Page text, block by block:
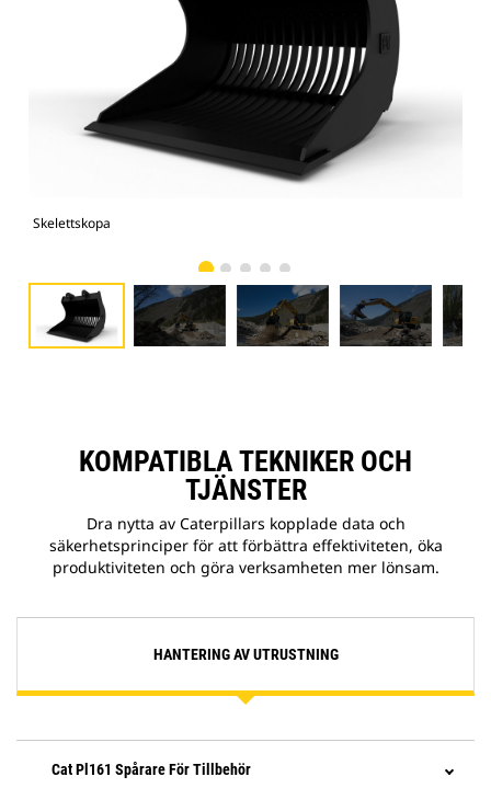
Skelettskopa
KOMPATIBLA TEKNIKER OCH
TJÄNSTER
Dra nytta av Caterpillars kopplade data och
säkerhetsprinciper för att förbättra effektiviteten, öka
produktiviteten och göra verksamheten mer lönsam.
HANTERING AV UTRUSTNING
Cat Pl161 Spårare För Tillbehör